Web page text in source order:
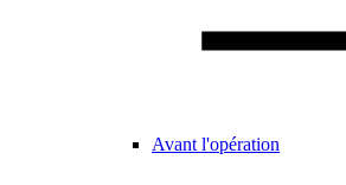
Avant l'opération